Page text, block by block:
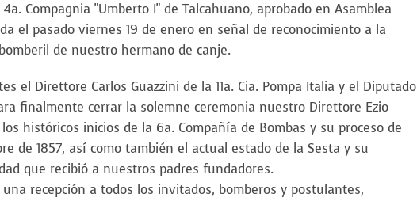
Compagnia "Umberto I" de Talcahuano, aprobado en Asamblea
el pasado viernes 19 de enero en señal de reconocimiento a la
de nuestro hermano de canje.
el Direttore Carlos Guazzini de la 11a. Cia. Pompa Italia y el Diputado
finalmente cerrar la solemne ceremonia nuestro Direttore Ezio
históricos inicios de la 6a. Compañía de Bombas y su proceso de
de 1857, así como también el actual estado de la Sesta y su
que recibió a nuestros padres fundadores.
recepción a todos los invitados, bomberos y postulantes,